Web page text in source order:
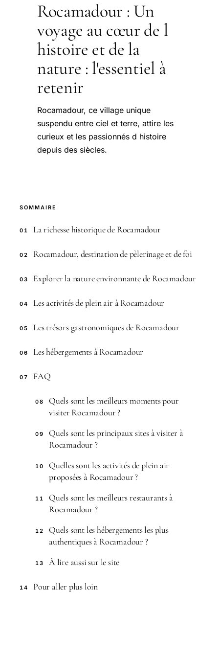
Rocamadour : Un
voyage au cœur de l
histoire et de la
nature : l'essentiel à
retenir
Rocamadour, ce village unique
suspendu entre ciel et terre, attire les
curieux et les passionnés d histoire
depuis des siècles.
SOMMAIRE
01 La richesse historique de Rocamadour
02 Rocamadour, destination de pèlerinage et de foi
03 Explorer la nature environnante de Rocamadour
04 Les activités de plein air à Rocamadour
05 Les trésors gastronomiques de Rocamadour
06 Les hébergements à Rocamadour
07 FAQ
08
Quels sont les meilleurs moments pour
visiter Rocamadour ?
09
Quels sont les principaux sites à visiter à
Rocamadour ?
10
Quelles sont les activités de plein air
proposées à Rocamadour ?
11
Quels sont les meilleurs restaurants à
Rocamadour ?
12
Quels sont les hébergements les plus
authentiques à Rocamadour ?
13 À lire aussi sur le site
14 Pour aller plus loin